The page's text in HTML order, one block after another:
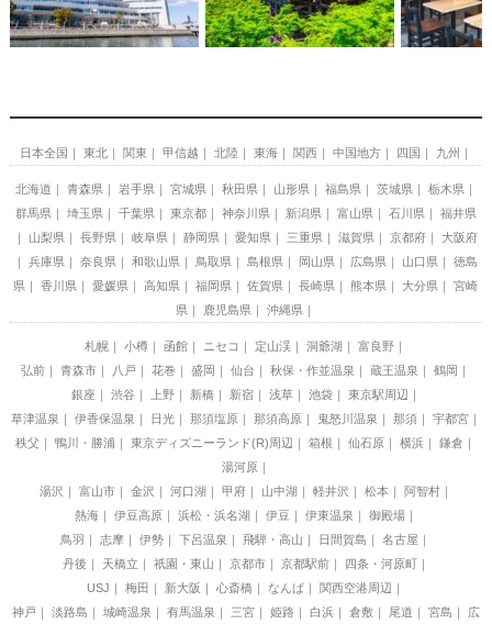
日本全国 東北 関東 甲信越 北陸 東海 関西 中国地方 四国 九州
北海道 青森県 岩手県 宮城県 秋田県 山形県 福島県 茨城県
栃木県
群馬県
埼玉県 千葉県 東京都 神奈川県 新潟県 富山県 石川県
福井県
山梨県
長野県 岐阜県 静岡県 愛知県 三重県 滋賀県 京都府
大阪府
兵庫県
奈良県 和歌山県 鳥取県 島根県 岡山県 広島県 山口県
徳島
県
香川県 愛媛県 高知県 福岡県 佐賀県 長崎県 熊本県 大分県
宮崎
県
鹿児島県 沖縄県
札幌 小樽 函館 ニセコ 定山渓 洞爺湖
富良野
弘前
青森市 八戸 花巻 盛岡 仙台 秋保・作並温泉 蔵王温泉
鶴岡
銀座
渋谷 上野 新橋 新宿 浅草 池袋
東京駅周辺
草津温泉
伊香保温泉 日光 那須塩原 那須高原 鬼怒川温泉 那須
宇都宮
秩父
鴨川・勝浦 東京ディズニーランド(R)周辺 箱根 仙石原 横浜
鎌倉
湯河原
湯沢
富山市 金沢 河口湖 甲府 山中湖 軽井沢 松本
阿智村
熱海
伊豆高原 浜松・浜名湖 伊豆 伊東温泉
御殿場
鳥羽
志摩 伊勢 下呂温泉 飛騨・高山 日間賀島
名古屋
丹後
天橋立 祇園・東山 京都市 京都駅前
四条・河原町
USJ
梅田 新大阪 心斎橋 なんば
関西空港周辺
神戸
淡路島 城崎温泉 有馬温泉 三宮 姫路 白浜 倉敷 尾道 宮島 広